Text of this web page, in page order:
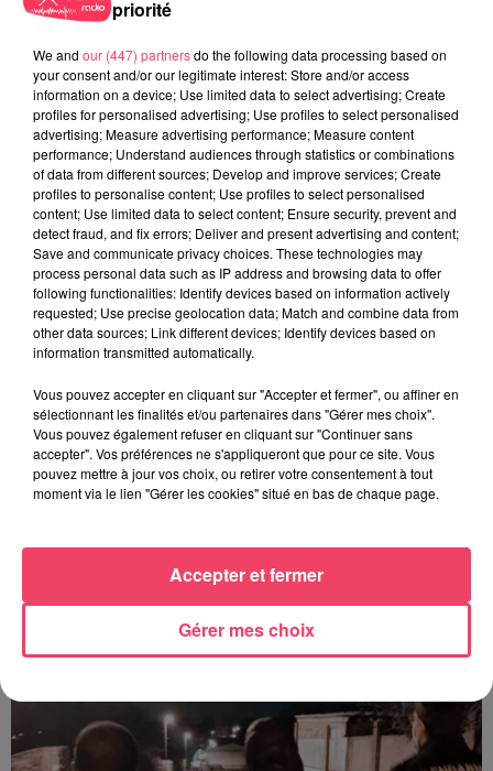
1er août 2026
PODCAST : L’HIPPODROME DE ROCHEFORT-SUR-LOIRE PRÊT À
RETROUVER SON...
31 juillet 2026
COMBRÉE. AGRESSIONS SEXUELLES À L'ANCIEN COLLÈGE : UN
priorité
We and our (447) partnersdo the following data processing based on
your consent and/or our legitimate interest: Store and/or access
information on a device; Use limited data to select advertising; Create
profiles for personalised advertising; Use profiles to select personalised
advertising; Measure advertising performance; Measure content
performance; Understand audiences through statistics or combinations
of data from different sources; Develop and improve services; Create
profiles to personalise content; Use profiles to select personalised
content; Use limited data to select content; Ensure security, prevent and
detect fraud, and fix errors; Deliver and present advertising and content;
Save and communicate privacy choices. These technologies may
process personal data such as IP address and browsing data to offer
following functionalities: Identify devices based on information actively
requested; Use precise geolocation data; Match and combine data from
other data sources; Link different devices; Identify devices based on
information transmitted automatically.
Vous pouvez accepter en cliquant sur "Accepter et fermer", ou affiner en
sélectionnant les finalités et/ou partenaires dans "Gérer mes choix".
Vous pouvez également refuser en cliquant sur "Continuer sans
accepter". Vos préférences ne s'appliqueront que pour ce site. Vous
pouvez mettre à jour vos choix, ou retirer votre consentement à tout
moment via le lien "Gérer les cookies" situé en bas de chaque page.
Gérer mes choix
Accepter et fermer